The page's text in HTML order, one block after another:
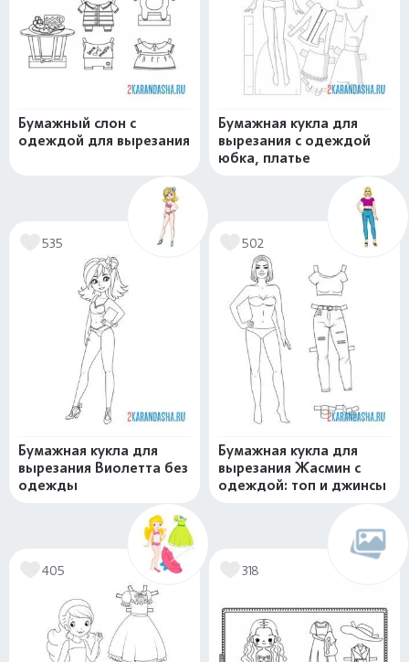
Бумажный слон с
одеждой для вырезания
Бумажная кукла для
вырезания с одеждой
юбка, платье
535
Бумажная кукла для
вырезания Виолетта без
одежды
502
Бумажная кукла для
вырезания Жасмин с
одеждой: топ и джинсы
405 318